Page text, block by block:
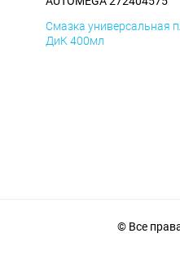
Смазка универсальная
ДиК 400мл
© Все